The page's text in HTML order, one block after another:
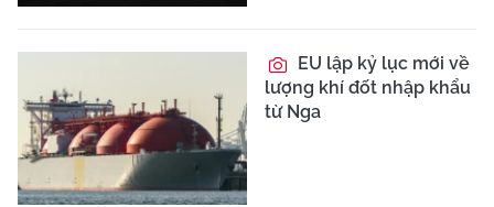
EU lập kỷ lục mới về
lượng khí đốt nhập khẩu
từ Nga